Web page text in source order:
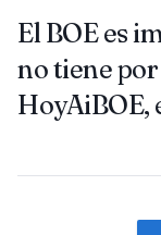
El BOE es
no tiene por
HoyAiBOE,